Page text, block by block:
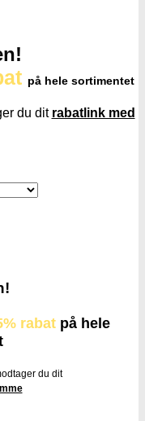
på hele sortimentet
du dit rabatlink med
rabat på hele
du dit